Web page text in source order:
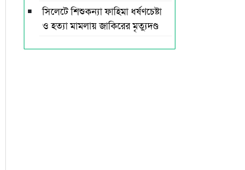
সিলেটে শিশুকন্যা ফাহিমা ধর্ষণচেষ্টা
ও হত্যা মামলায় জাকিরের মৃত্যুদণ্ড